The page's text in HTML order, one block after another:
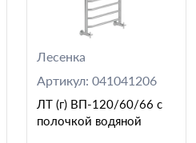
Лесенка
Артикул: 041041206
ЛТ (г) ВП-120/60/66 с
полочкой водяной